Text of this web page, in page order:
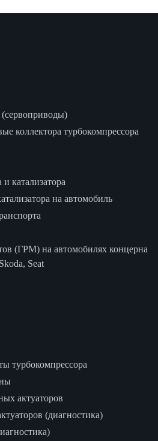
коллектора турбокомпрессора
катализатора
на автомобиль
(ГРМ) на автомобилях концерна
Seat
турбокомпрессора
актуаторов
(диагностика)